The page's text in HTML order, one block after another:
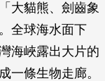
大貓熊、劍齒象
全球海水面下
海峽露出大片的
一條生物走廊。